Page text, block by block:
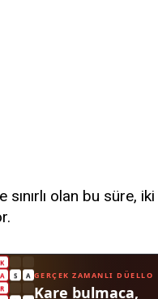
olan bu süre,